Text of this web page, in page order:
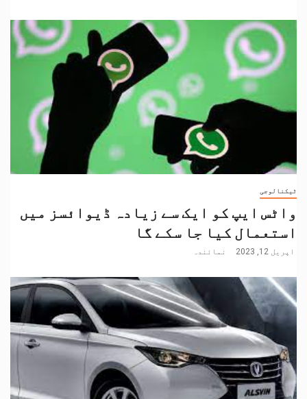
ٹیکنالوجی
واٹس ایپ کو ایک سے زیادہ ڈیوائسز میں
استعمال کیا جا سکے گا
اپریل 12, 2023 نمائندہ